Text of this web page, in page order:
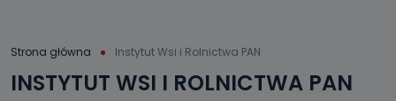
Strona główna Instytut Wsi i Rolnictwa PAN
INSTYTUT WSI I ROLNICTWA PAN